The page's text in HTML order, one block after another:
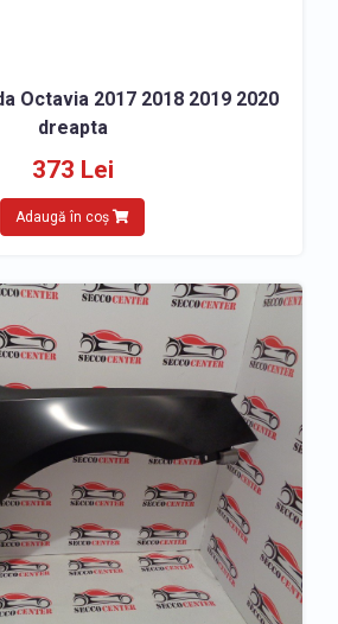
Octavia 2017 2018 2019 2020
dreapta
373 Lei
Adaugă în coș